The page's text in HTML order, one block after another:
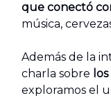
que conectó
música,
Además de la
charla sobre
exploramos el